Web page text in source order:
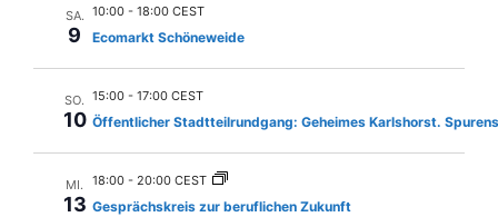
N
a
v
A
n
.
SA.
9
10:00 - 18:00 CEST
Ecomarkt Schöneweide
SO.
10
15:00 - 17:00 CEST
Öffentlicher Stadtteilrundgang: Geheimes Karlshorst.
MI.
13
18:00 - 20:00 CEST
Gesprächskreis zur beruflichen Zukunft